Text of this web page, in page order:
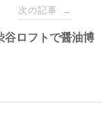
次の記事 →
谷ロフトで醤油博